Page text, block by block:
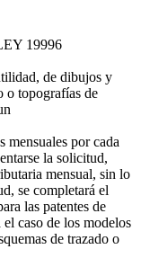
19996
de dibujos y
o topografías de
mensuales por cada
la solicitud,
mensual, sin lo
se completará el
las patentes de
caso de los modelos
de trazado o